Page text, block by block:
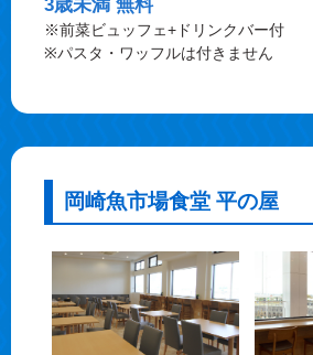
3歳未満 無料
※前菜ビュッフェ+ドリンクバー付
※パスタ・ワッフルは付きません
岡崎魚市場食堂 平の屋